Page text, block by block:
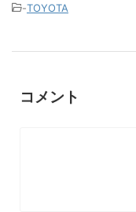
-TOYOTA
コメント